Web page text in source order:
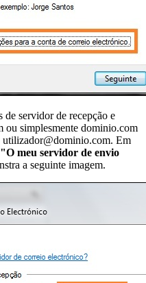
de servidor de recepção e
simplesmente dominio.com
utilizador@dominio.com. Em
"O meu servidor de envio
a seguinte imagem.